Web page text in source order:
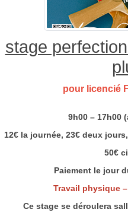
stage
pour licencié
9h00 – 17h00
12€ la journée, 23€ deux
50€
Paiement le jour
Travail physique
Ce stage se déroulera